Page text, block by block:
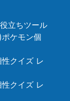
立ちツール
ケモン個
クイズ レ
クイズ レ